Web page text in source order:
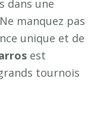
dans une
manquez pas
unique et de
est
tournois